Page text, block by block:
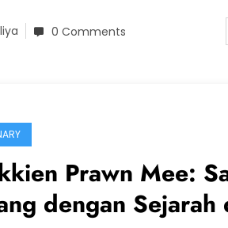
0 Comments
Prawn Mee:
dengan Sejarah